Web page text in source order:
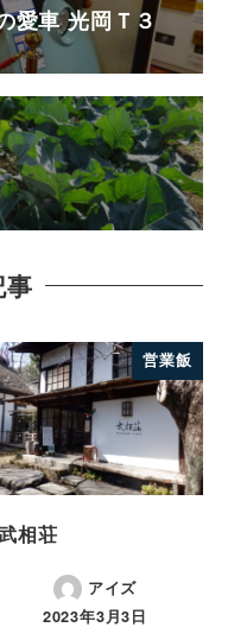
愛車 光岡Ｔ３
事
営業飯
相荘
アイズ
2023年3月3日